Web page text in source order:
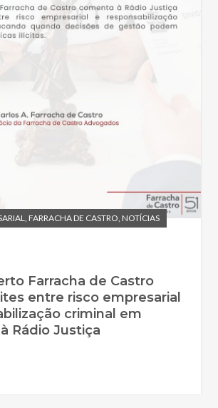
FARRACHA DE CASTRO NOTÍCIAS
Farracha de Castro
entre risco empresarial
criminal em
Rádio Justiça